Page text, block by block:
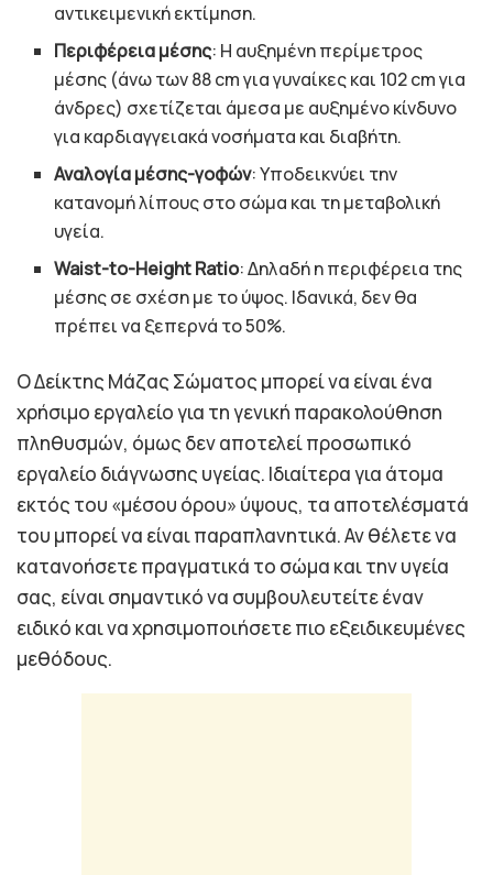
αντικειμενική εκτίμηση.
Περιφέρεια μέσης: Η αυξημένη περίμετρος
μέσης (άνω των 88 cm για γυναίκες και 102 cm για
άνδρες) σχετίζεται άμεσα με αυξημένο κίνδυνο
για καρδιαγγειακά νοσήματα και διαβήτη.
Αναλογία μέσης-γοφών: Υποδεικνύει την
κατανομή λίπους στο σώμα και τη μεταβολική
υγεία.
Waist-to-Height Ratio: Δηλαδή η περιφέρεια της
μέσης σε σχέση με το ύψος. Ιδανικά, δεν θα
πρέπει να ξεπερνά το 50%.
Ο Δείκτης Μάζας Σώματος μπορεί να είναι ένα
χρήσιμο εργαλείο για τη γενική παρακολούθηση
πληθυσμών, όμως δεν αποτελεί προσωπικό
εργαλείο διάγνωσης υγείας. Ιδιαίτερα για άτομα
εκτός του «μέσου όρου» ύψους, τα αποτελέσματά
του μπορεί να είναι παραπλανητικά. Αν θέλετε να
κατανοήσετε πραγματικά το σώμα και την υγεία
σας, είναι σημαντικό να συμβουλευτείτε έναν
ειδικό και να χρησιμοποιήσετε πιο εξειδικευμένες
μεθόδους.